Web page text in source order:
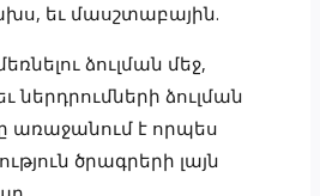
եւ մասշտաբային.
ձուլման մեջ,
ներդրումների ձուլման
առաջանում է որպես
ծրագրերի լայն